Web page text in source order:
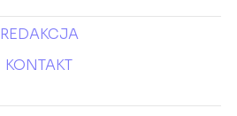
REDAKCJA
KONTAKT